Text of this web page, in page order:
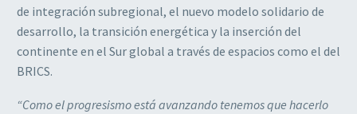
de integración subregional, el nuevo modelo solidario de
desarrollo, la transición energética y la inserción del
continente en el Sur global a través de espacios como el del
BRICS.
“Como el progresismo está avanzando tenemos que hacerlo